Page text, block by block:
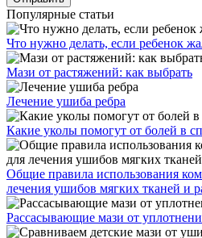
Популярные статьи
Что нужно делать, если ребенок
Мази от растяжений: как выбрать
Лечение ушиба ребра
Какие уколы помогут от болей в
Общие правила использования
лечения ушибов мягких тканей и
Рассасывающие мази от